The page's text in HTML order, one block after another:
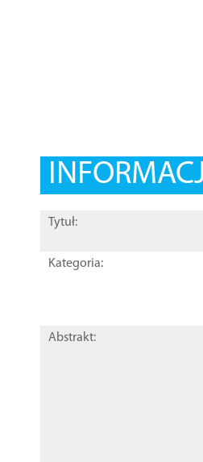
Tytuł:
Kategoria:
Abstrakt: